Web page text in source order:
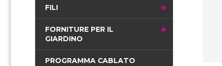
FILI
FORNITURE PER IL
GIARDINO
PROGRAMMA CABLATO